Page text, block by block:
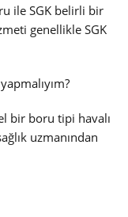
ile SGK belirli bir
genellikle SGK
bir boru tipi havalı
uzmanından